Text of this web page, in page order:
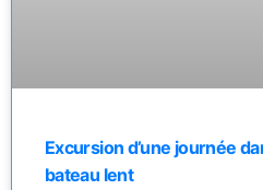
Excursion d’une journée
bateau lent